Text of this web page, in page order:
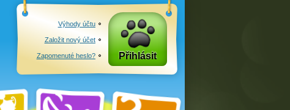
Výhody účtu
Založit nový účet
Zapomenuté heslo? Přihlásit